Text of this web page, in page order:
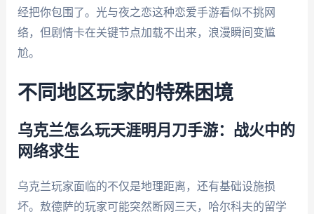
经把你包围了。光与夜之恋这种恋爱手游看似不挑网
络，但剧情卡在关键节点加载不出来，浪漫瞬间变尴
尬。
不同地区玩家的特殊困境
乌克兰怎么玩天涯明月刀手游：战火中的
网络求生
乌克兰玩家面临的不仅是地理距离，还有基础设施损
坏。敖德萨的玩家可能突然断网三天，哈尔科夫的留学